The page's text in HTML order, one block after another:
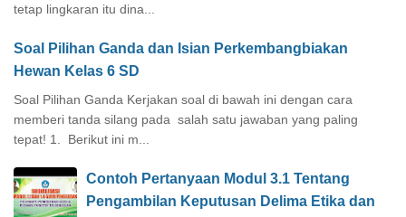
tetap lingkaran itu dina...
Soal Pilihan Ganda dan Isian Perkembangbiakan
Hewan Kelas 6 SD
Soal Pilihan Ganda Kerjakan soal di bawah ini dengan cara
memberi tanda silang pada salah satu jawaban yang paling
tepat! 1. Berikut ini m...
Contoh Pertanyaan Modul 3.1 Tentang
Pengambilan Keputusan Delima Etika dan